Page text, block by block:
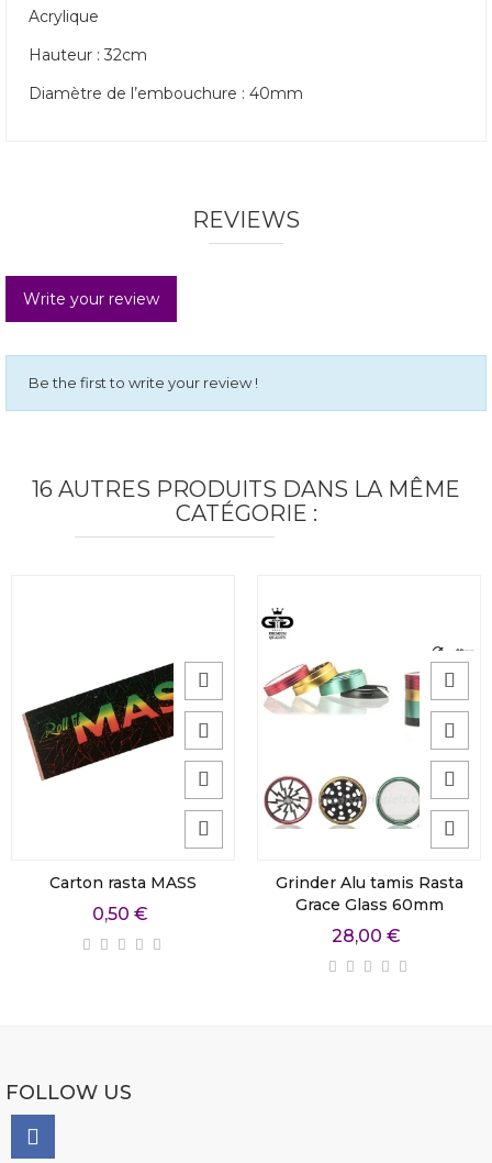
Acrylique
Hauteur : 32cm
Diamètre de l’embouchure : 40mm
REVIEWS
Write your review
Be the first to write your review !
16 AUTRES PRODUITS DANS LA MÊME
CATÉGORIE :
Carton rasta MASS
0,50 €
Grinder Alu tamis Rasta
Grace Glass 60mm
28,00 €
FOLLOW US